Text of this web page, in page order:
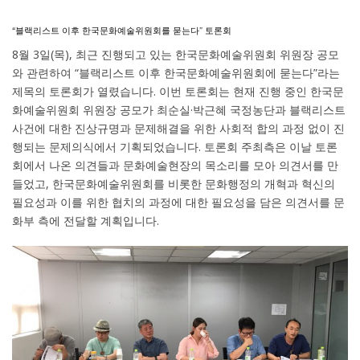
“블랙리스트 이후 한국문화예술위원회를 묻는다” 토론회
8월 3일(목), 최근 진행되고 있는 한국문화예술위원회 위원장 공모
와 관련하여 “블랙리스트 이후 한국문화예술위원회에 묻는다”라는
제목의 토론회가 열렸습니다. 이번 토론회는 현재 진행 중인 한국문
화예술위원회 위원장 공모가 최순실·박근혜 국정농단과 블랙리스트
사건에 대한 진상규명과 문제해결을 위한 사회적 합의 과정 없이 진
행되는 문제의식에서 기획되었습니다. 토론회 주최측은 이날 토론
회에서 나온 의견들과 문화예술현장의 목소리를 모아 의견서를 만
들었고, 한국문화예술위원회를 비롯한 문화행정의 개혁과 혁신의
필요성과 이를 위한 협치의 과정에 대한 필요성을 담은 의견서를 문
화부 측에 전달할 계획입니다.